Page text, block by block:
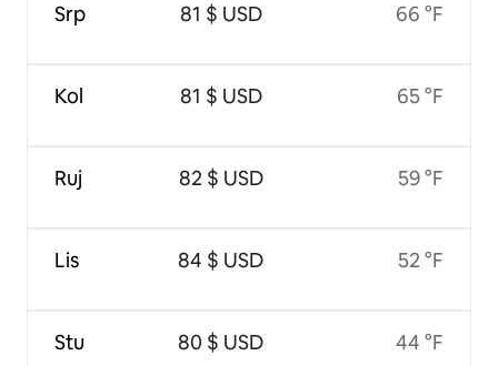
Srp
Kol
Ruj
Lis
Stu
81 $ USD
81 $ USD
82 $ USD
84 $ USD
80 $ USD
66 °F
65 °F
59 °F
52 °F
44 °F